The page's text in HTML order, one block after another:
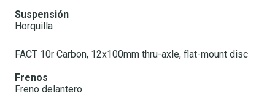
Suspensión
Horquilla
FACT 10r Carbon, 12x100mm thru-axle, flat-mount disc
Frenos
Freno delantero